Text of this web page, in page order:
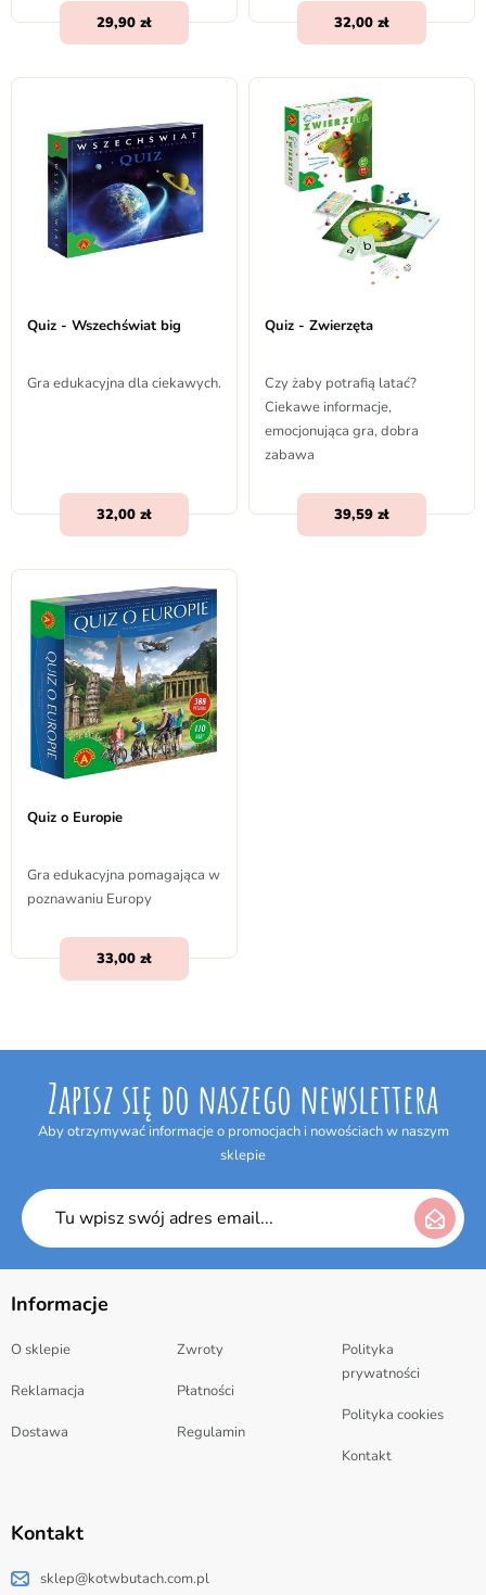
29,90 32,00
Quiz - Wszechświat big
Gra edukacyjna dla ciekawych.
32,00
Quiz - Zwierzęta
Czy żaby potrafią latać?
Ciekawe informacje,
emocjonująca gra, dobra
zabawa
39,59
Quiz o Europie
Gra edukacyjna pomagająca w
poznawaniu Europy
33,00
Zapisz się do naszego newslettera
Aby otrzymywać informacje o promocjach i nowościach w naszym
sklepie
Informacje
O sklepie
Reklamacja
Dostawa
Zwroty
Płatności
Regulamin
Polityka
prywatności
Polityka cookies
Kontakt
Kontakt
sklep@kotwbutach.com.pl